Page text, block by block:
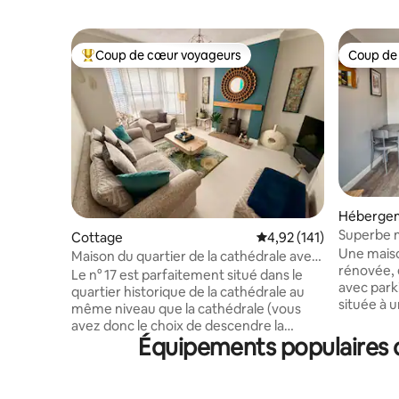
Coups de cœur voyageurs les plus appréciés
Coup de cœur voyageurs
Cottage Évaluation moyenne
4,92 (141)
Maison du quartier de la cathédrale avec
parking hors de la rue.
Le n° 17 est parfaitement situé dans le
quartier historique de la cathédrale au
même niveau que la cathédrale (vous
avez donc le choix de descendre la
célèbre Steep Hill et de remonter à pied).
La maison a été récemment rénovée
Coup
Coup
Superbe
Lincoln |
Une
rénovée,
avec parking
située à
château de
Équipements populaires